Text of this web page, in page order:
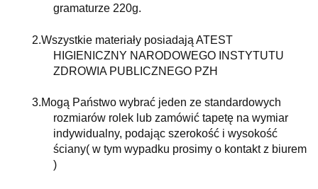
gramaturze 220g.
2.Wszystkie materiały posiadają ATEST
HIGIENICZNY NARODOWEGO INSTYTUTU
ZDROWIA PUBLICZNEGO PZH
3.Mogą Państwo wybrać jeden ze standardowych
rozmiarów rolek lub zamówić tapetę na wymiar
indywidualny, podając szerokość i wysokość
ściany( w tym wypadku prosimy o kontakt z biurem
)